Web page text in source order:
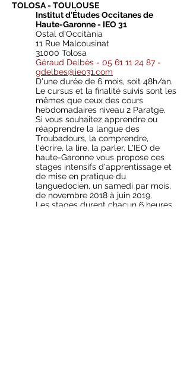
TOLOSA - TOULOUSE
Institut d'Études Occitanes de
Haute-Garonne - IEO 31
Ostal d'Occitània
11 Rue Malcousinat
31000 Tolosa
Géraud Delbès - 05 61 11 24 87 -
gdelbes@ieo31.com
D'une durée de 6 mois, soit 48h/an.
Le cursus et la finalité suivis sont les
mêmes que ceux des cours
hebdomadaires niveau 2 Paratge.
Si vous souhaitez apprendre ou
réapprendre la langue des
Troubadours, la comprendre,
l'écrire, la lire, la parler, L'IEO de
haute-Garonne vous propose ces
stages intensifs d'apprentissage et
de mise en pratique du
languedocien, un samedi par mois,
de novembre 2018 à juin 2019.
Les stages durent chacun 6 heures,